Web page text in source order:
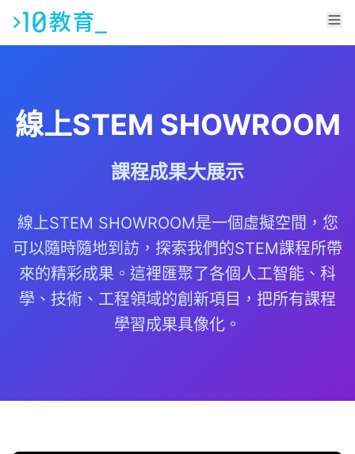
線上STEM SHOWROOM
課程成果大展示
線上STEM SHOWROOM是一個虛擬空間，您
可以隨時隨地到訪，探索我們的STEM課程所帶
來的精彩成果。這裡匯聚了各個人工智能、科
學、技術、工程領域的創新項目，把所有課程
學習成果具像化。